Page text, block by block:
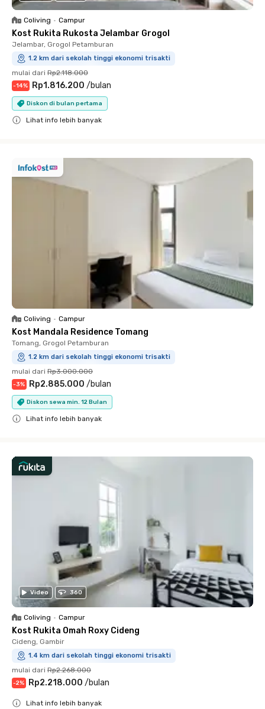
Coliving • Campur
Kost Rukita Rukosta Jelambar Grogol
Jelambar, Grogol Petamburan
1.2 km dari sekolah tinggi ekonomi trisakti
mulai dari Rp2.118.000
-14% Rp1.816.200 /bulan
Diskon di bulan pertama
Lihat info lebih banyak
Coliving • Campur
Kost Mandala Residence Tomang
Tomang, Grogol Petamburan
1.2 km dari sekolah tinggi ekonomi trisakti
mulai dari Rp3.000.000
-3% Rp2.885.000 /bulan
Diskon sewa min. 12 Bulan
Lihat info lebih banyak
Video 360
Coliving • Campur
Kost Rukita Omah Roxy Cideng
Cideng, Gambir
1.4 km dari sekolah tinggi ekonomi trisakti
mulai dari Rp2.268.000
-2% Rp2.218.000 /bulan
Lihat info lebih banyak